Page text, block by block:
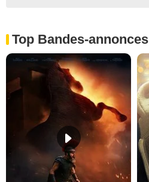
Top Bandes-annonces